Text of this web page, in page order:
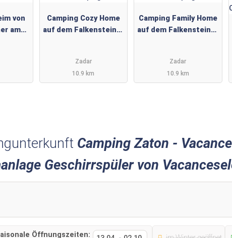
von
am
Camping Cozy Home
auf dem Falkensteiner
Zadar
10.9 km
Camping Family Home
auf dem Falkensteiner
Zadar
10.9 km
Camping Zaton -
Geschirrspüler von
Öffnungszeiten: